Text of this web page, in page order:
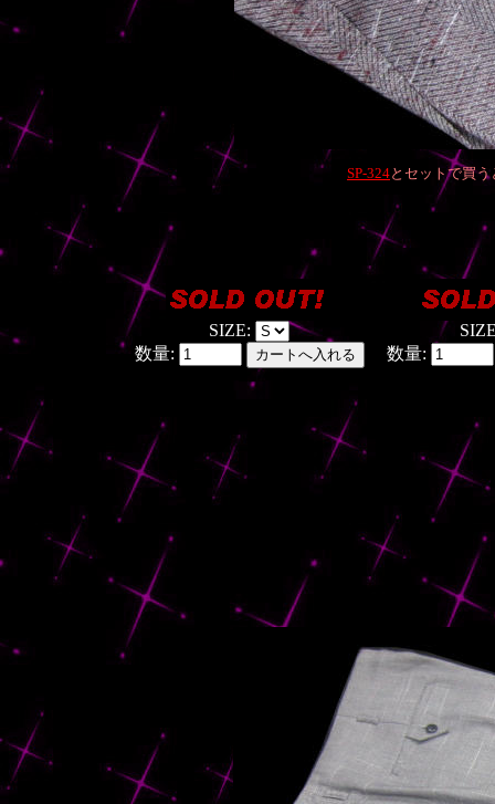
SP-324とセットで買
SIZE:
数量:
数量: